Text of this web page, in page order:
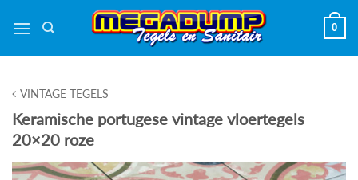
naar
0
VINTAGE TEGELS
Keramische portugese vintage vloertegels
20×20 roze